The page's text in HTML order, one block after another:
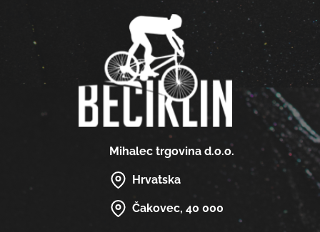
Mihalec trgovina d.o.o.
Hrvatska
Čakovec, 40 000